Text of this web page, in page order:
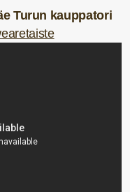
Turun kauppatori